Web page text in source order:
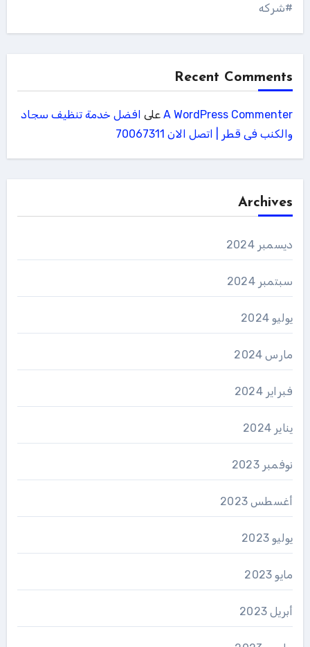
#شركه
Recent Comments
A WordPress Commenterعلى افضل خدمة تنظيف سجاد
والكنب فى قطر | اتصل الان 70067311
Archives
ديسمبر 2024
سبتمبر 2024
يوليو 2024
مارس 2024
فبراير 2024
يناير 2024
نوفمبر 2023
أغسطس 2023
يوليو 2023
مايو 2023
أبريل 2023